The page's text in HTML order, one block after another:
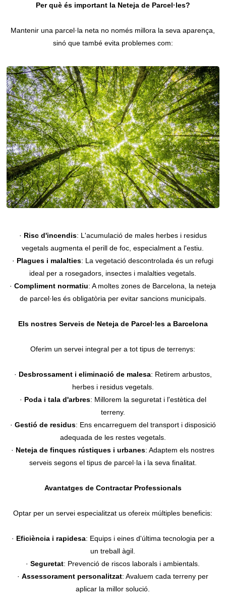
Per què és important la Neteja de Parcel·les?
Mantenir una parcel·la neta no només millora la seva aparença,
sinó que també evita problemes com:
· Risc d'incendis: L'acumulació de males herbes i residus
vegetals augmenta el perill de foc, especialment a l'estiu.
· Plagues i malalties: La vegetació descontrolada és un refugi
ideal per a rosegadors, insectes i malalties vegetals.
·Compliment normatiu: A moltes zones de Barcelona, la neteja
de parcel·les és obligatòria per evitar sancions municipals.
Els nostres Serveis de Neteja de Parcel·les a Barcelona
Oferim un servei integral per a tot tipus de terrenys:
· Desbrossament i eliminació de malesa: Retirem arbustos,
herbes i residus vegetals.
· Poda i tala d'arbres: Millorem la seguretat i l'estètica del
terreny.
· Gestió de residus: Ens encarreguem del transport i disposició
adequada de les restes vegetals.
· Neteja de finques rústiques i urbanes: Adaptem els nostres
serveis segons el tipus de parcel·la i la seva finalitat.
Avantatges de Contractar Professionals
Optar per un servei especialitzat us ofereix múltiples beneficis:
· Eficiència i rapidesa: Equips i eines d'última tecnologia per a
un treball àgil.
·Seguretat: Prevenció de riscos laborals i ambientals.
·Assessorament personalitzat: Avaluem cada terreny per
aplicar la millor solució.